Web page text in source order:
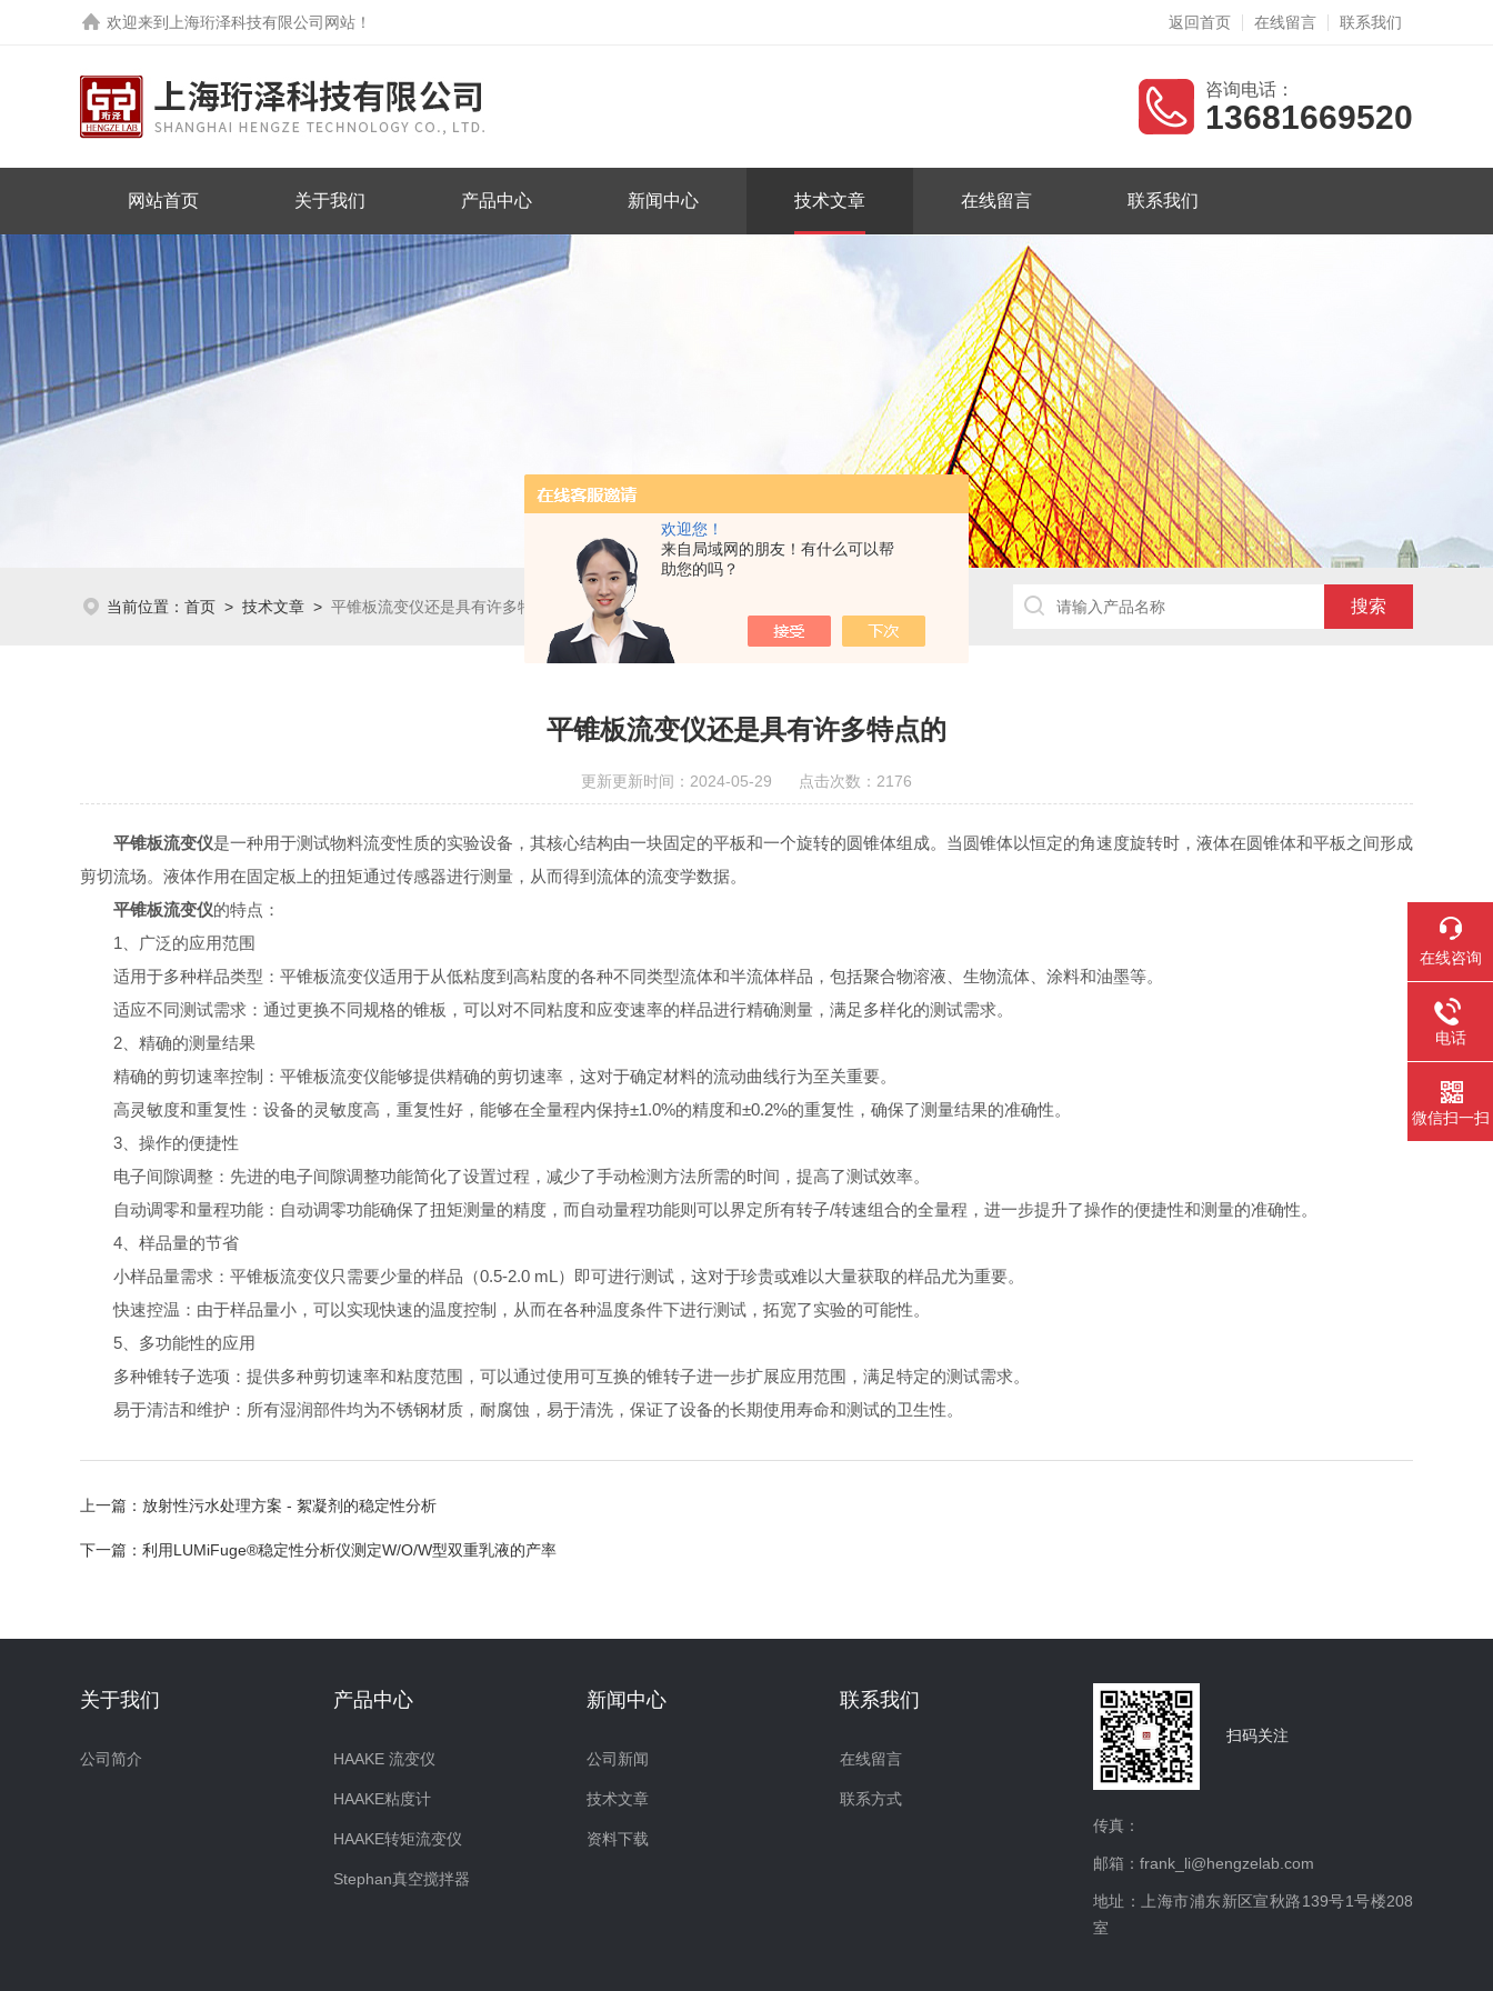
欢迎您！
来自局域网的朋友！有什么可以帮
助您的吗？
欢迎来到 上海珩泽科技有限公司网站 ！ 返回首页 在线留言 联系我们
咨询电话：
13681669520
网站首页 关于我们 产品中心 新闻中心 技术文章 在线留言 联系我们
当前位置： 首页 > 技术文章 > 平锥板流变仪还是具有许多特点的
平锥板流变仪还是具有许多特点的
更新更新时间：2024-05-29 点击次数：2176
平锥板流变仪是一种用于测试物料流变性质的实验设备，其核心结构由一块固定的平板和一个旋转的圆锥体组成。当圆锥体以恒定的角速度旋转时，液体在圆锥体和平板之间形成
剪切流场。液体作用在固定板上的扭矩通过传感器进行测量，从而得到流体的流变学数据。
平锥板流变仪的特点：
1、广泛的应用范围
适用于多种样品类型：平锥板流变仪适用于从低粘度到高粘度的各种不同类型流体和半流体样品，包括聚合物溶液、生物流体、涂料和油墨等。
适应不同测试需求：通过更换不同规格的锥板，可以对不同粘度和应变速率的样品进行精确测量，满足多样化的测试需求。
2、精确的测量结果
精确的剪切速率控制：平锥板流变仪能够提供精确的剪切速率，这对于确定材料的流动曲线行为至关重要。
高灵敏度和重复性：设备的灵敏度高，重复性好，能够在全量程内保持±1.0%的精度和±0.2%的重复性，确保了测量结果的准确性。
3、操作的便捷性
电子间隙调整：先进的电子间隙调整功能简化了设置过程，减少了手动检测方法所需的时间，提高了测试效率。
自动调零和量程功能：自动调零功能确保了扭矩测量的精度，而自动量程功能则可以界定所有转子/转速组合的全量程，进一步提升了操作的便捷性和测量的准确性。
4、样品量的节省
小样品量需求：平锥板流变仪只需要少量的样品（0.5-2.0 mL）即可进行测试，这对于珍贵或难以大量获取的样品尤为重要。
快速控温：由于样品量小，可以实现快速的温度控制，从而在各种温度条件下进行测试，拓宽了实验的可能性。
5、多功能性的应用
多种锥转子选项：提供多种剪切速率和粘度范围，可以通过使用可互换的锥转子进一步扩展应用范围，满足特定的测试需求。
易于清洁和维护：所有湿润部件均为不锈钢材质，耐腐蚀，易于清洗，保证了设备的长期使用寿命和测试的卫生性。
上一篇： 放射性污水处理方案 - 絮凝剂的稳定性分析
下一篇： 利用LUMiFuge®稳定性分析仪测定W/O/W型双重乳液的产率
关于我们
公司简介
产品中心
HAAKE 流变仪
HAAKE粘度计
HAAKE转矩流变仪
Stephan真空搅拌器
新闻中心
公司新闻
技术文章
资料下载
联系我们
在线留言
联系方式
扫码关注
传真：
邮箱：frank_li@hengzelab.com
地址：上海市浦东新区宣秋路139号1号楼208
室
在线咨询
电话
微信扫一扫